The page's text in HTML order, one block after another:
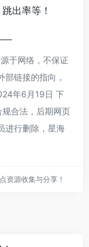
出率等！
于网络，不保证
链接的指向，
年6月19日 下
合法，后期网页
进行删除，星海
资源收集与分享！